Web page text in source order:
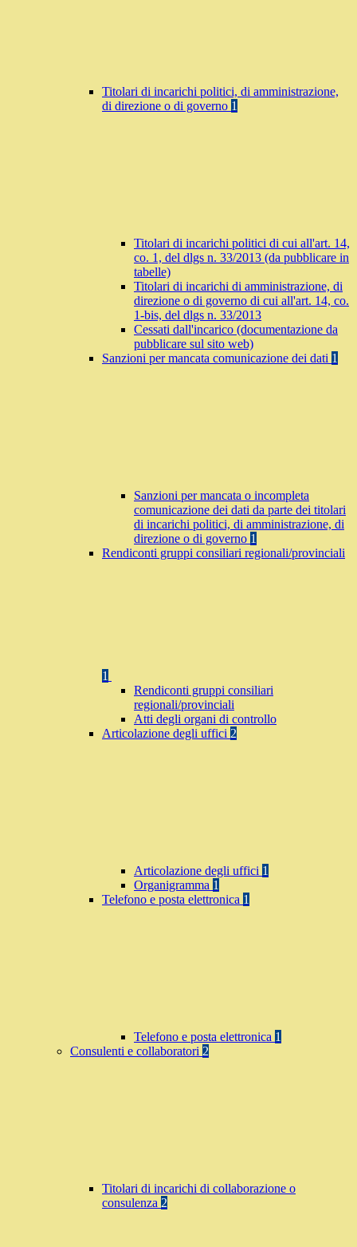
Titolari di incarichi politici, di amministrazione,
di direzione o di governo 1
Titolari di incarichi politici di cui all'art. 14,
co. 1, del dlgs n. 33/2013 (da pubblicare in
tabelle)
Titolari di incarichi di amministrazione, di
direzione o di governo di cui all'art. 14, co.
1-bis, del dlgs n. 33/2013
Cessati dall'incarico (documentazione da
pubblicare sul sito web)
Sanzioni per mancata comunicazione dei dati 1
Sanzioni per mancata o incompleta
comunicazione dei dati da parte dei titolari
di incarichi politici, di amministrazione, di
direzione o di governo 1
Rendiconti gruppi consiliari regionali/provinciali
1
Rendiconti gruppi consiliari
regionali/provinciali
Atti degli organi di controllo
Articolazione degli uffici 2
Articolazione degli uffici 1
Organigramma 1
Telefono e posta elettronica 1
Telefono e posta elettronica 1
Consulenti e collaboratori 2
Titolari di incarichi di collaborazione o
consulenza 2